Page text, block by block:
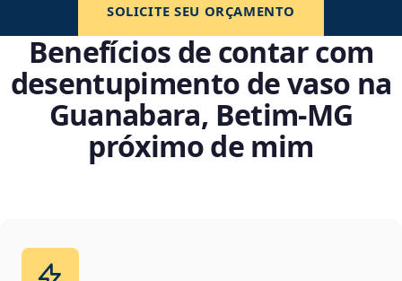
SOLICITE SEU ORÇAMENTO
Benefícios de contar com
desentupimento de vaso na
Guanabara, Betim‑MG
próximo de mim